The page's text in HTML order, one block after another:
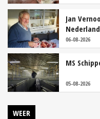
Jan
Nederland
06-08-2026
MS
05-08-2026
WEER